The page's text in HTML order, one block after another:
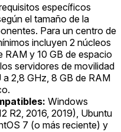
específicos
el tamaño de la
Para un centro de
incluyen 2 núcleos
RAM y 10 GB de espacio
servidores de movilidad
2,8 GHz, 8 GB de RAM
Windows
R2, 2016, 2019), Ubuntu
7 (o más reciente) y